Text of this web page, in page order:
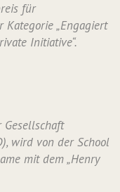
für
„Engagiert
Initiative“.
wird von der School
mit dem „Henry